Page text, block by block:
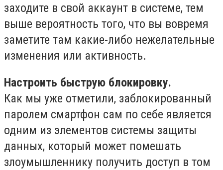
заходите в свой аккаунт в системе, тем
выше вероятность того, что вы вовремя
заметите там какие-либо нежелательные
изменения или активность.
Настроить быструю блокировку.
Как мы уже отметили, заблокированный
паролем смартфон сам по себе является
одним из элементов системы защиты
данных, который может помешать
злоумышленнику получить доступ в том